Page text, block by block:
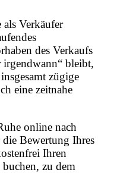
Verkäufer
des Verkaufs
bleibt,
zügige
eine zeitnahe
online nach
Bewertung Ihres
Ihren
zu dem